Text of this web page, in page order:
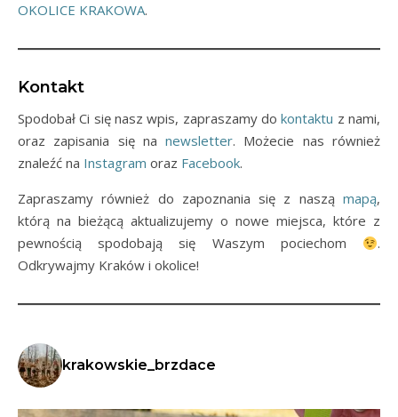
OKOLICE KRAKOWA.
Kontakt
Spodobał Ci się nasz wpis, zapraszamy dokontaktu z nami,
oraz zapisania się nanewsletter. Możecie nas również
znaleźć na Instagram oraz Facebook.
Zapraszamy również do zapoznania się z naszą mapą,
którą na bieżącą aktualizujemy o nowe miejsca, które z
pewnością spodobają się Waszym pociechom
.
Odkrywajmy Kraków i okolice!
krakowskie_brzdace